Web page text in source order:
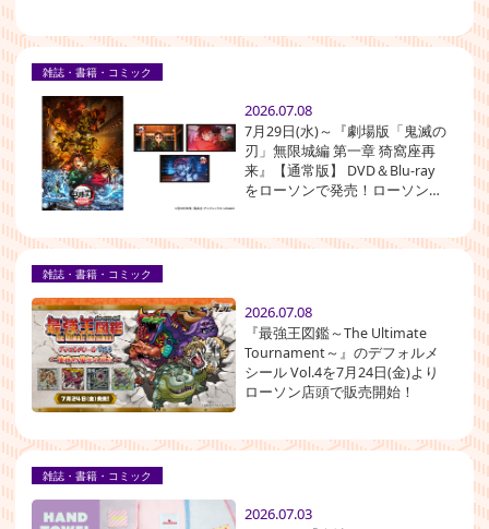
雑誌・書籍・コミック
2026.07.08
7月29日(水)～『劇場版「鬼滅の
刃」無限城編 第一章 猗窩座再
来』【通常版】 DVD＆Blu-ray
をローソンで発売！ローソン限
勇、猗窩座)」が付いてくる！
雑誌・書籍・コミック
2026.07.08
『最強王図鑑～The Ultimate
Tournament～』のデフォルメ
シール Vol.4を7月24日(金)より
ローソン店頭で販売開始！
雑誌・書籍・コミック
2026.07.03